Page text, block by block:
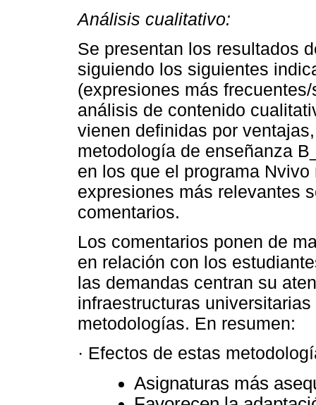
Análisis cualitativo:
Se presentan los resultados
siguiendo los siguientes
(expresiones más
análisis de contenido
vienen definidas por
metodología de enseñanza
en los que el programa
expresiones más relevantes
comentarios.
Los comentarios ponen de
en relación con los
las demandas centran su
infraestructuras
metodologías. En resumen:
· Efectos de estas
Asignaturas más